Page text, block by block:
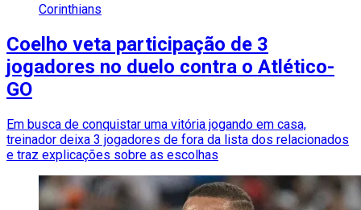
Corinthians
Coelho veta participação de 3
jogadores no duelo contra o Atlético-
GO
Em busca de conquistar uma vitória jogando em casa,
treinador deixa 3 jogadores de fora da lista dos relacionados
e traz explicações sobre as escolhas